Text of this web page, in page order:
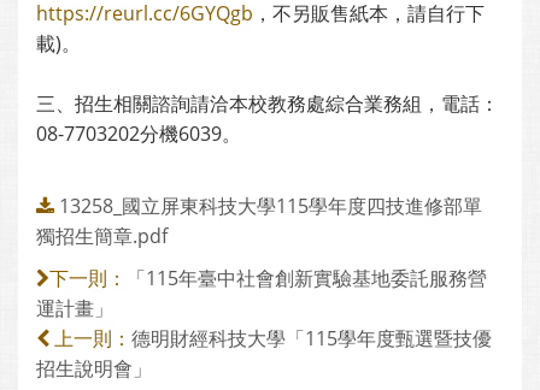
https://reurl.cc/6GYQgb ，不另販售紙本，請自行下
載)。
三、招生相關諮詢請洽本校教務處綜合業務組，電話：
08-7703202分機6039。
13258_國立屏東科技大學115學年度四技進修部單
獨招生簡章.pdf
下一則：
「115年臺中社會創新實驗基地委託服務營
運計畫」
上一則： 德明財經科技大學「115學年度甄選暨技優
招生說明會」